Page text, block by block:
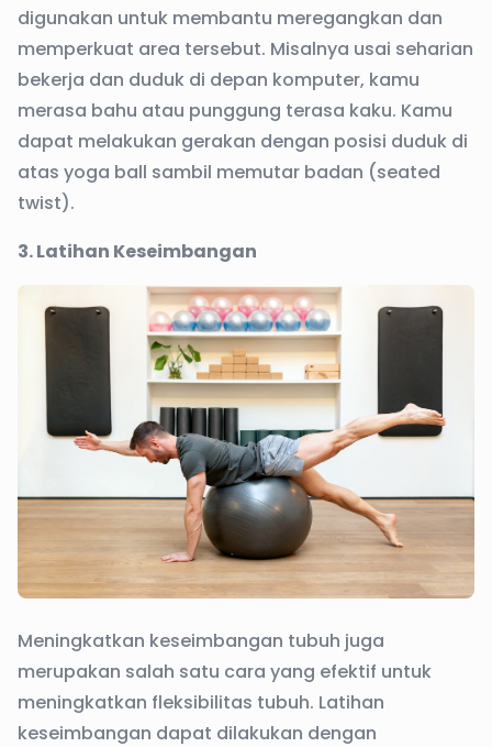
digunakan untuk membantu meregangkan dan
memperkuat area tersebut. Misalnya usai seharian
bekerja dan duduk di depan komputer, kamu
merasa bahu atau punggung terasa kaku. Kamu
dapat melakukan gerakan dengan posisi duduk di
atas yoga ball sambil memutar badan (seated
twist).
3. Latihan Keseimbangan
Meningkatkan keseimbangan tubuh juga
merupakan salah satu cara yang efektif untuk
meningkatkan fleksibilitas tubuh. Latihan
keseimbangan dapat dilakukan dengan